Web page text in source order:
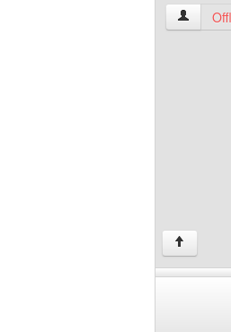
Lucys-
↑